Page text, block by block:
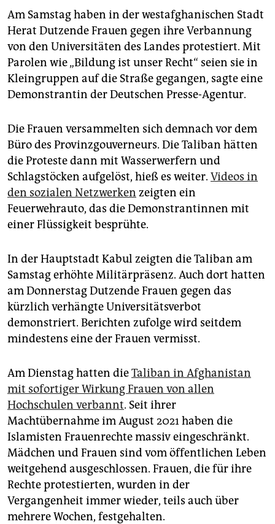
Am Samstag haben in der westafghanischen Stadt
Herat Dutzende Frauen gegen ihre Verbannung
von den Universitäten des Landes protestiert. Mit
Parolen wie „Bildung ist unser Recht“ seien sie in
Kleingruppen auf die Straße gegangen, sagte eine
Demonstrantin der Deutschen Presse-Agentur.
Die Frauen versammelten sich demnach vor dem
Büro des Provinzgouverneurs. Die Taliban hätten
die Proteste dann mit Wasserwerfern und
Schlagstöcken aufgelöst, hieß es weiter. Videos in
den sozialen Netzwerken zeigten ein
Feuerwehrauto, das die Demonstrantinnen mit
einer Flüssigkeit besprühte.
In der Hauptstadt Kabul zeigten die Taliban am
Samstag erhöhte Militärpräsenz. Auch dort hatten
am Donnerstag Dutzende Frauen gegen das
kürzlich verhängte Universitätsverbot
demonstriert. Berichten zufolge wird seitdem
mindestens eine der Frauen vermisst.
Am Dienstag hatten dieTaliban in Afghanistan
mit sofortiger Wirkung Frauen von allen
Hochschulen verbannt. Seit ihrer
Machtübernahme im August 2021 haben die
Islamisten Frauenrechte massiv eingeschränkt.
Mädchen und Frauen sind vom öffentlichen Leben
weitgehend ausgeschlossen. Frauen, die für ihre
Rechte protestierten, wurden in der
Vergangenheit immer wieder, teils auch über
mehrere Wochen, festgehalten.